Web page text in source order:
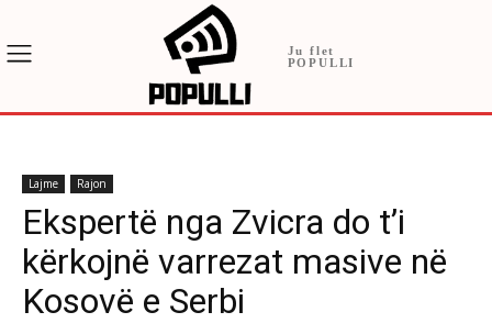
Ju flet
POPULLI
Lajme Rajon
Ekspertë nga Zvicra do t’i
kërkojnë varrezat masive në
Kosovë e Serbi